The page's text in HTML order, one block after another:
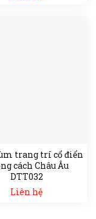
trang trí cổ điển
cách Châu Âu
DTT032
Liên hệ